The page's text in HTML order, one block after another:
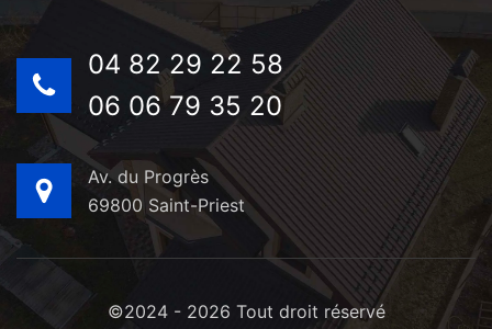
04 82 29 22 58
06 06 79 35 20
Av. du Progrès
69800 Saint-Priest
©2024 - 2026 Tout droit réservé